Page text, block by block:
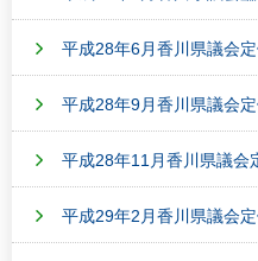
平成28年6月香川県議会
平成28年9月香川県議会
平成28年11月香川県議
平成29年2月香川県議会